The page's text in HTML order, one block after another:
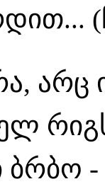
არც
-